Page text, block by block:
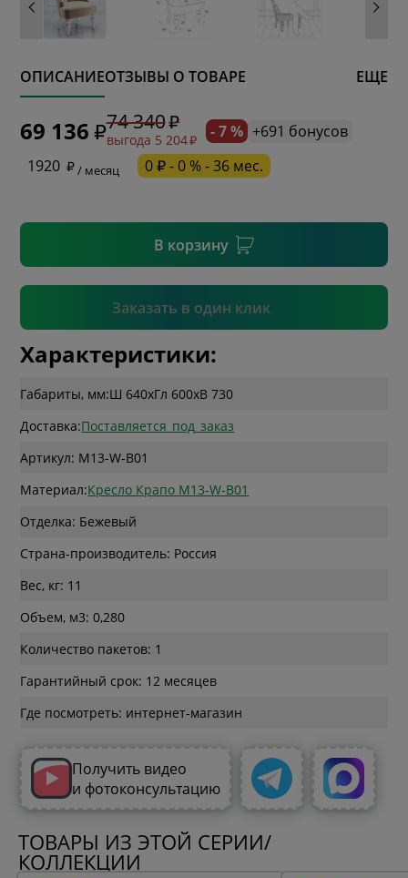
ОПИСАНИЕОТЗЫВЫ О ТОВАРЕ ЕЩЕ
69 136 74 340
выгода 5 204 - 7 % +691 бонусов
1920
/ месяц 0 ₽ - 0 % - 36 мес.
В корзину
Заказать в один клик
* обязательное поле
* необязательное поле
Подтвердить
Характеристики:
Габариты, мм:Ш 640xГл 600xВ 730
Доставка:Поставляется_под_заказ
Артикул: M13-W-B01
Материал:Кресло Крапо M13-W-B01
Отделка: Бежевый
Страна-производитель: Россия
Вес, кг: 11
Объем, м3: 0,280
Количество пакетов: 1
Гарантийный срок: 12 месяцев
Где посмотреть: интернет-магазин
Получить видео
и фотоконсультацию
ТОВАРЫ ИЗ ЭТОЙ СЕРИИ/
КОЛЛЕКЦИИ